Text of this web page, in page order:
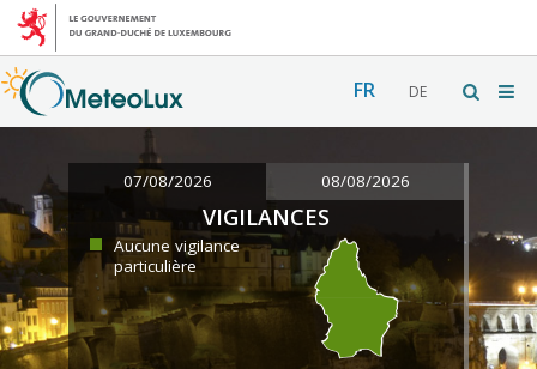
FR DE
07/08/2026 08/08/2026
VIGILANCES
Aucune vigilance
particulière